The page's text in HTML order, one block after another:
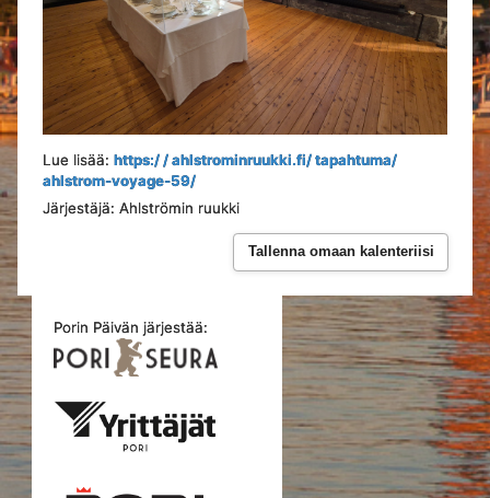
Lue lisää: https:/ / ahlstrominruukki.fi/ tapahtuma/
ahlstrom-voyage-59/
Järjestäjä: Ahlströmin ruukki
Tallenna omaan kalenteriisi
Porin Päivän järjestää: